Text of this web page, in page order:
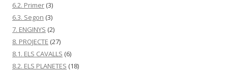
6.2. Primer (3)
6.3. Segon (3)
7. ENGINYS (2)
8. PROJECTE (27)
8.1. ELS CAVALLS (6)
8.2. ELS PLANETES (18)